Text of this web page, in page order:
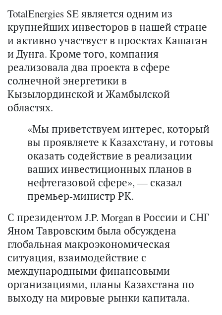
TotalEnergies SE является одним из
крупнейших инвесторов в нашей стране
и активно участвует в проектах Кашаган
и Дунга. Кроме того, компания
реализовала два проекта в сфере
солнечной энергетики в
Кызылординской и Жамбылской
областях.
«Мы приветствуем интерес, который
вы проявляете к Казахстану, и готовы
оказать содействие в реализации
ваших инвестиционных планов в
нефтегазовой сфере», — сказал
премьер-министр РК.
С президентом J.P. Morgan в России и СНГ
Яном Тавровским была обсуждена
глобальная макроэкономическая
ситуация, взаимодействие с
международными финансовыми
организациями, планы Казахстана по
выходу на мировые рынки капитала.